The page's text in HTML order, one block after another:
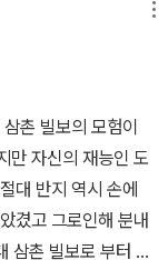
류의 문화예술 유산
는 타이틀이 아무에
있는 최고 수준의
은 그 중에서도 판
전무후무한 작가임
것은 어쩌면 톨킨
능할지도 모르겠다.
도, 모두 감당할 수
호빗과 함께 '뜻밖
동안 언덕에서 평
모험이라고는 거리
. 간달프는 빌보에
능하면 하루에 저
하며 웃고 떠들며
인 빌보는 황급히 그
었더니 그날 저녁식
문도 모른 채 손님을
촌 빌보의 모험이
만 자신의 재능인 도
대 반지 역시 손에
겼고 그로인해 분내
삼촌 빌보로 부터 시